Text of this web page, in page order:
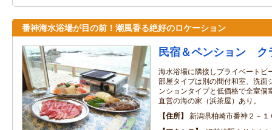
番神海水浴場が目の前！潮風香る絶好のロケーション
民宿＆ペンション ク
海水浴場に隣接しプライベートビ
部屋タイプは別の間付和室、洗面
ンションタイプと低価格で全室
直営の海の家（浜茶屋）あり。
住所
新潟県柏崎市番神２－１